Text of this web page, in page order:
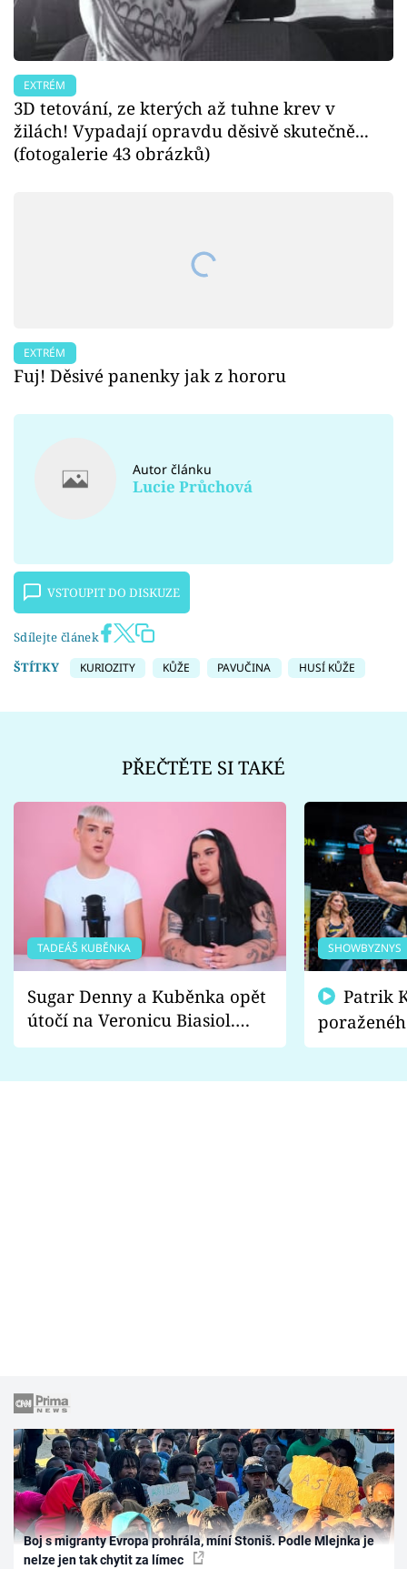
EXTRÉM
3D tetování, ze kterých až tuhne krev v
žilách! Vypadají opravdu děsivě skutečně...
(fotogalerie 43 obrázků)
EXTRÉM
Fuj! Děsivé panenky jak z hororu
Autor článku
Lucie Průchová
VSTOUPIT DO DISKUZE
Sdílejte článek
ŠTÍTKY
KURIOZITY KŮŽE PAVUČINA HUSÍ KŮŽE
PŘEČTĚTE SI TAKÉ
TADEÁŠ KUBĚNKA
Sugar Denny a Kuběnka opět
útočí na Veronicu Biasiol.
Proč je podle nich falešná a
SHOWBYZNYS
fanoušci
Boj s migranty Evropa prohrála, míní Stoniš. Podle Mlejnka je
nelze jen tak chytit za límec